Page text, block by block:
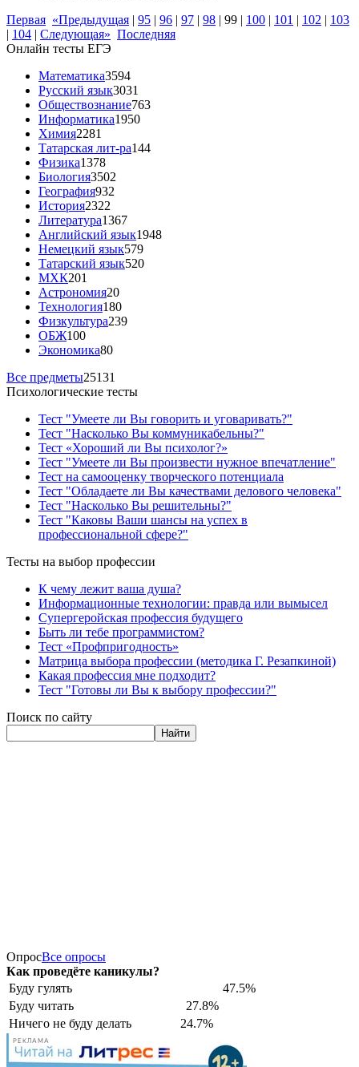
Первая «Предыдущая | 95 | 96 | 97 | 98 | 99 | 100 | 101 | 102 | 103
| 104 | Следующая» Последняя
Онлайн тесты ЕГЭ
Математика3594
Русский язык3031
Обществознание763
Информатика1950
Химия2281
Татарская лит-ра144
Физика1378
Биология3502
География932
История2322
Литература1367
Английский язык1948
Немецкий язык579
Татарский язык520
МХК201
Астрономия20
Технология180
Физкультура239
ОБЖ100
Экономика80
Все предметы25131
Психологические тесты
Тест "Умеете ли Вы говорить и уговаривать?"
Тест "Насколько Вы коммуникабельны?"
Тест «Хороший ли Вы психолог?»
Тест "Умеете ли Вы произвести нужное впечатление"
Тест на самооценку творческого потенциала
Тест "Обладаете ли Вы качествами делового человека"
Тест "Насколько Вы решительны?"
Тест "Каковы Ваши шансы на успех в
профессиональной сфере?"
Тесты на выбор профессии
К чему лежит ваша душа?
Информационные технологии: правда или вымысел
Супергеройская профессия будущего
Быть ли тебе программистом?
Тест «Профпригодность»
Матрица выбора профессии (методика Г. Резапкиной)
Какая профессия мне подходит?
Тест "Готовы ли Вы к выбору профессии?"
Поиск по сайту
Найти
ОпросВсе опросы
Как проведёте каникулы?
Буду гулять
47.5%
Буду читать
27.8%
Ничего не буду делать
24.7%
РЕКЛАМА